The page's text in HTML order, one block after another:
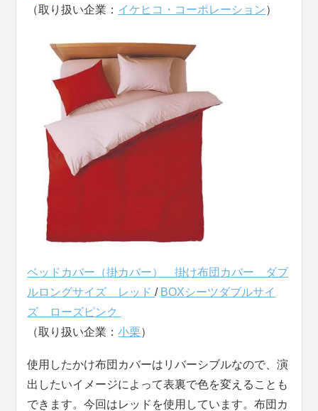
（取り扱い企業： イケヒコ・コーポレーション）
ベッドカバー（掛カバー） 掛け布団カバー ダブ
ルロングサイズ レッド/ BOXシーツダブルサイ
ズ ローズピンク
（取り扱い企業：小栗）
使用したかけ布団カバーはリバーシブルなので、演
出したいイメージによって表裏で色を変えることも
できます。今回はレッドを使用しています。布団カ